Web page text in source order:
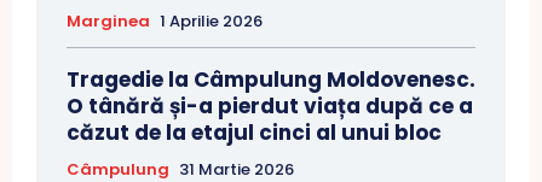
Marginea 1 Aprilie 2026
Tragedie la Câmpulung Moldovenesc.
O tânără și-a pierdut viața după ce a
căzut de la etajul cinci al unui bloc
Câmpulung 31 Martie 2026